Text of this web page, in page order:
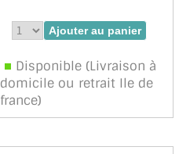
fond de joint en feuillure.
Dimensions en mm 4 x 9
Marque : ADLER -
Référence :37514C
Disponible (Livraison à
domicile ou retrait Ile de
france)